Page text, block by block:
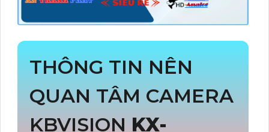
THÔNG TIN NÊN
QUAN TÂM CAMERA
KBVISION KX-